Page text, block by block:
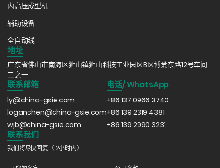
能制造装备推向世界。佳锐智能将继续专注于管材深加工设备与机
器人集成的研发，致力于为全球汽车零部件、制冷及家具行业的客
户提供更高效的‘工业4.0’解决方案。
内高压成型机
辅助设备
全自动线
地址
广东省佛山市南海区狮山镇狮山科技工业园区B区博爱东路12号车间
二之一
联系邮箱
ly@china-gsie.com
loganchen@china-gsie.com
wjb@china-gsie.com
电话/ WhatsApp
+86 137 0966 3740
+86 139 2319 4381
+86 139 2990 3231
联系我们
我们将尽快回复（12小时内）